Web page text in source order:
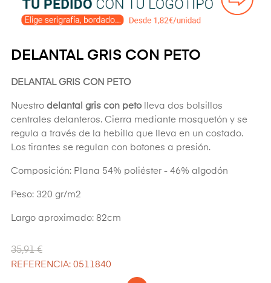
DELANTAL GRIS CON PETO
DELANTAL GRIS CON PETO
Nuestro delantal gris con peto lleva dos bolsillos
centrales delanteros. Cierra mediante mosquetón y se
regula a través de la hebilla que lleva en un costado.
Los tirantes se regulan con botones a presión.
Composición: Plana 54% poliéster - 46% algodón
Peso: 320 gr/m2
Largo aproximado: 82cm
35,91 €
REFERENCIA: 0511840